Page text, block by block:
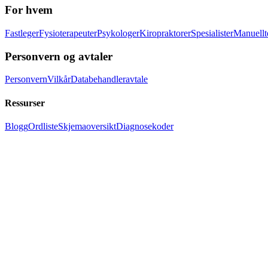
For hvem
FastlegerFysioterapeuterPsykologerKiropraktorerSpesialister
Personvern og avtaler
PersonvernVilkårDatabehandleravtale
Ressurser
BloggOrdlisteSkjemaoversiktDiagnosekoder